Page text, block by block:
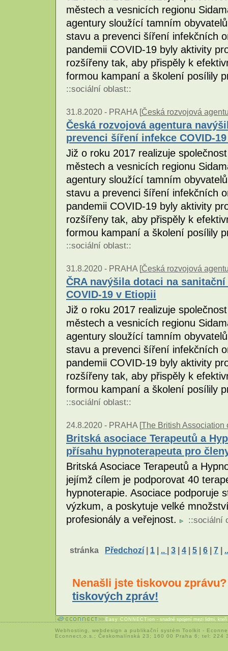
městech a vesnicích regionu
agentury sloužící tamním
stavu a prevenci šíření infekčních
pandemii COVID-19 byly aktivity
rozšířeny tak, aby přispěly k
formou kampaní a školení posílily
::sociální oblast::
31.8.2020 - PRAHA [Česká rozvojová
Česká rozvojová agentura
prevenci šíření infekce COVID-
Již o roku 2017 realizuje
městech a vesnicích regionu
agentury sloužící tamním
stavu a prevenci šíření infekčních
pandemii COVID-19 byly aktivity
rozšířeny tak, aby přispěly k
formou kampaní a školení posílily
::sociální oblast::
31.8.2020 - PRAHA [Česká rozvojová
ČRA navýšila dotaci na
COVID-19 v Etiopii
Již o roku 2017 realizuje
městech a vesnicích regionu
agentury sloužící tamním
stavu a prevenci šíření infekčních
pandemii COVID-19 byly aktivity
rozšířeny tak, aby přispěly k
formou kampaní a školení posílily
::sociální oblast::
24.8.2020 - PRAHA [The British
Britská asociace Terapeutů а
přísahu hypnoterapeuta pro
Britská Asociace Terapeutů a
jejímž cílem je podporovat 40
hypnoterapie. Asociace podporuje
výzkum, а poskytuje velké
profesionály a veřejnost.
::sociální
stránka Předchozí| 1 | .. | 3 | 4 | 5 | 6 | 7 | ..
Nenašli jste tiskovou
tiskových zpráv!
Easy CONNECTion - snadné spojení mezi lidmi,
Webhosting webdesign a publikační systém Toolkit -
Econnect,o.s.; Českomalínská 23; 160 00 Praha 6; tel: 224